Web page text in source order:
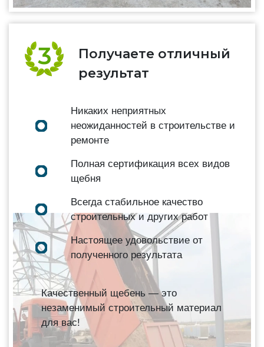
Получаете отличный
результат
Никаких неприятных
неожиданностей в строительстве и
ремонте
Полная сертификация всех видов
щебня
Всегда стабильное качество
строительных и других работ
Настоящее удовольствие от
полученного результата
Качественный щебень — это
незаменимый строительный материал
для вас!